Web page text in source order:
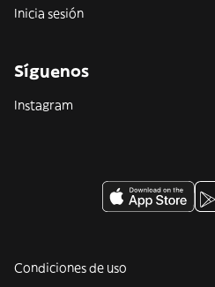
Inicia sesión
Síguenos
Instagram
Condiciones de uso